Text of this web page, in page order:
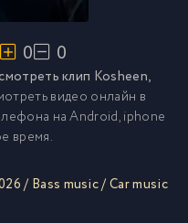
0 0
клип Kosheen,
видео онлайн в
на Android, iphone
время.
/ Bass music/Car music